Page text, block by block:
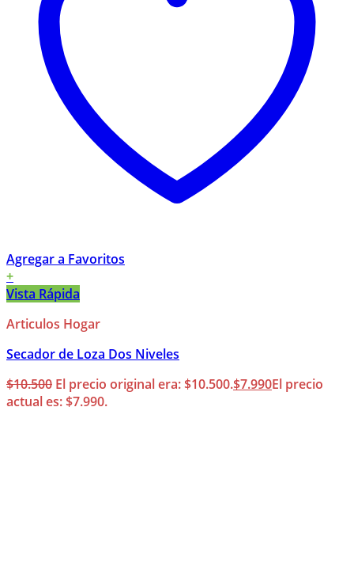
Agregar a Favoritos
+
Vista Rápida
Articulos Hogar
Secador de Loza Dos Niveles
$10.500 El precio original era: $10.500.$7.990El precio
actual es: $7.990.